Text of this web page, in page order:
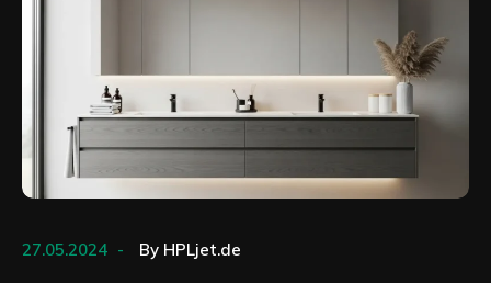
27.05.2024 By HPLjet.de